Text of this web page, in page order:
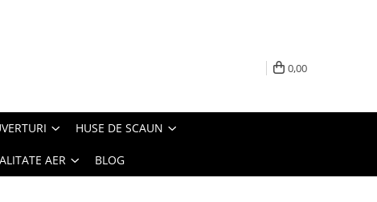
0,00
HUSE DE SCAUN
AER BLOG